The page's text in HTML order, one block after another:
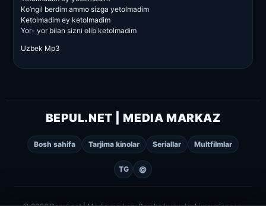
Ko’ngil berdim ammo sizga yetolmadim
Ketolmadim ey ketolmadim
Yor- yor bilan sizni olib ketolmadim
Uzbek Mp3
BEPUL.NET | MEDIA MARKAZ
Bosh sahifa Tarjima kinolar Seriallar Multfilmlar
TG @